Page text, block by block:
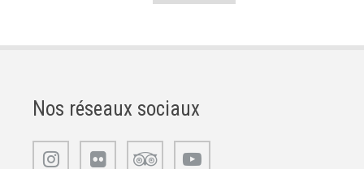
Nos réseaux sociaux